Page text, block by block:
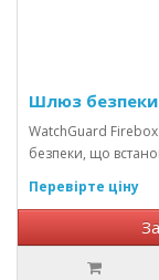
Шлюз безпеки
WatchGuard
безпеки, що
Перевірте ціну